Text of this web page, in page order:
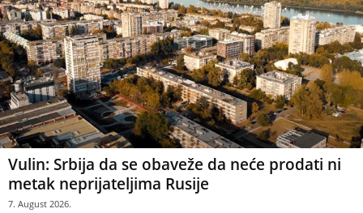
Vulin: Srbija da se obaveže da neće prodati ni
metak neprijateljima Rusije
7. August 2026.